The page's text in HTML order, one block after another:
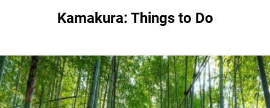
Kamakura: Things to Do